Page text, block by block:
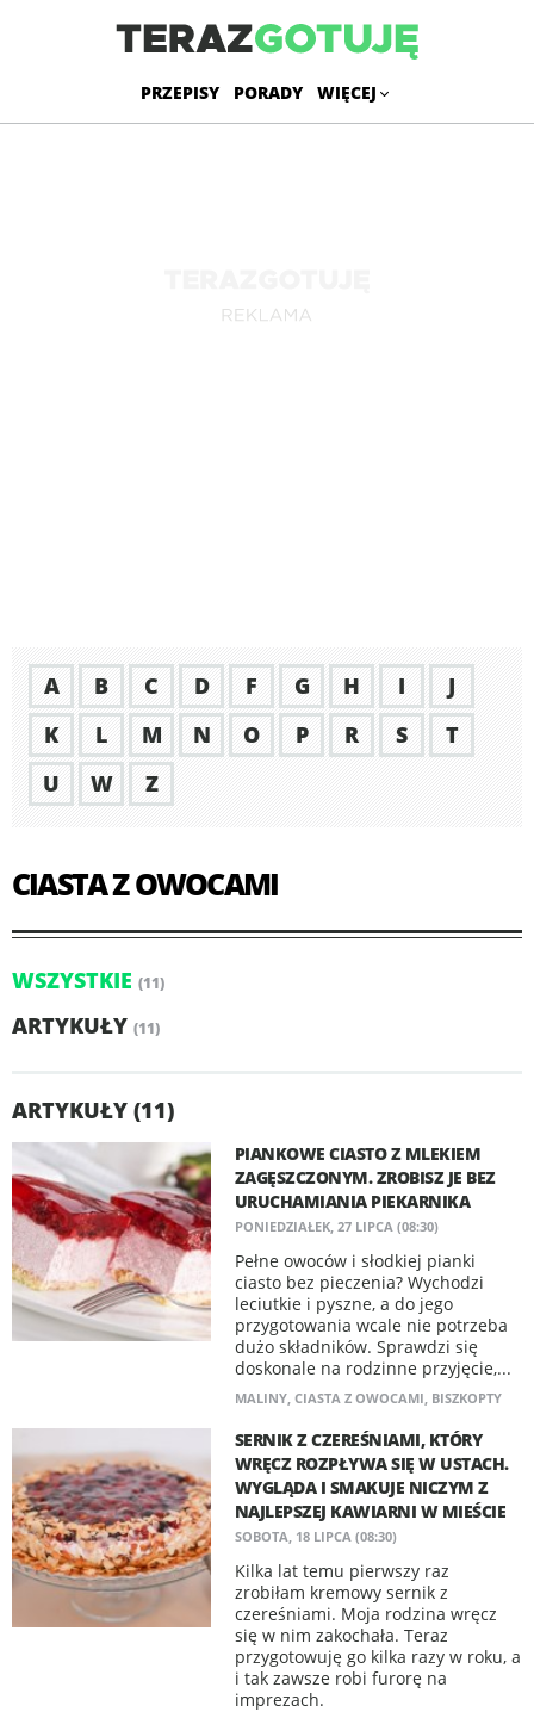
PRZEPISY PORADY WIĘCEJ
A B C D F G H I
J
K
L M N O P R S
T
U
W Z
CIASTA Z OWOCAMI
WSZYSTKIE (11)
ARTYKUŁY (11)
ARTYKUŁY (11)
PIANKOWE CIASTO Z MLEKIEM
ZAGĘSZCZONYM. ZROBISZ JE BEZ
URUCHAMIANIA PIEKARNIKA
PONIEDZIAŁEK, 27 LIPCA (08:30)
Pełne owoców i słodkiej pianki
ciasto bez pieczenia? Wychodzi
leciutkie i pyszne, a do jego
przygotowania wcale nie potrzeba
dużo składników. Sprawdzi się
doskonale na rodzinne przyjęcie,...
MALINY, CIASTA Z OWOCAMI, BISZKOPTY
SERNIK Z CZEREŚNIAMI, KTÓRY
WRĘCZ ROZPŁYWA SIĘ W USTACH.
WYGLĄDA I SMAKUJE NICZYM Z
NAJLEPSZEJ KAWIARNI W MIEŚCIE
SOBOTA, 18 LIPCA (08:30)
Kilka lat temu pierwszy raz
zrobiłam kremowy sernik z
czereśniami. Moja rodzina wręcz
się w nim zakochała. Teraz
przygotowuję go kilka razy w roku, a
i tak zawsze robi furorę na
imprezach.